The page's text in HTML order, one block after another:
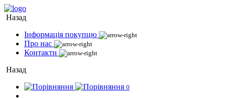
Назад
Інформація покупцю
Про нас
Контакти
Назад
0